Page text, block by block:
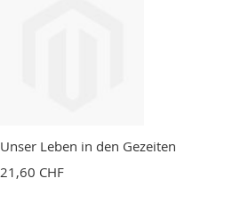
Unser Leben in den Gezeiten
21,60 CHF